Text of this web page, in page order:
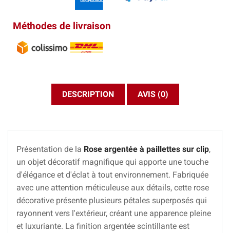
Méthodes de livraison
DESCRIPTION AVIS (0)
Présentation de la Rose argentée à paillettes sur clip,
un objet décoratif magnifique qui apporte une touche
d'élégance et d'éclat à tout environnement. Fabriquée
avec une attention méticuleuse aux détails, cette rose
décorative présente plusieurs pétales superposés qui
rayonnent vers l'extérieur, créant une apparence pleine
et luxuriante. La finition argentée scintillante est